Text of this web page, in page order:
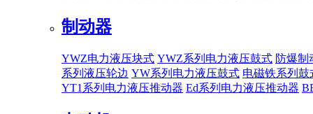
制动器
YWZ电力液压块式 YWZ系列电力液压鼓式 防爆制
系列液压轮边 YW系列电力液压鼓式 电磁铁系列鼓
YT1系列电力液压推动器 Ed系列电力液压推动器